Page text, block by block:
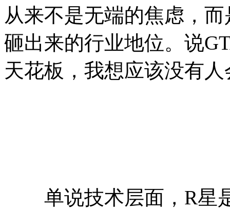
从来不是无端的焦虑，
砸出来的行业地位。说
天花板，我想应该没有
单说技术层面，R星是